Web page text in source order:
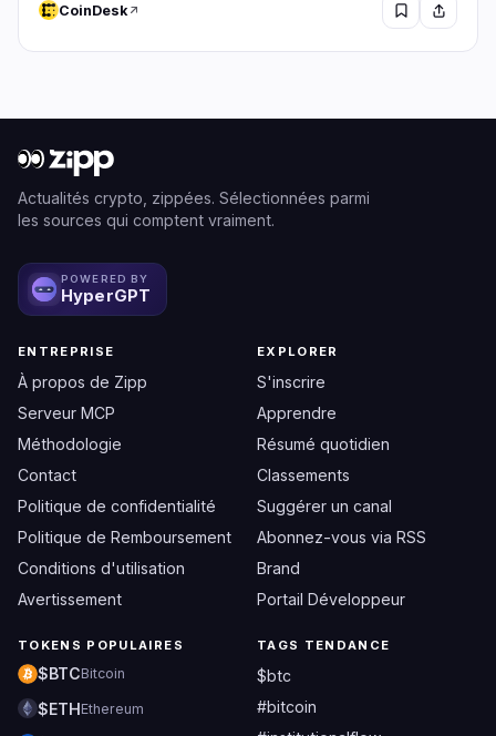
CoinDesk
Actualités crypto, zippées. Sélectionnées parmi
les sources qui comptent vraiment.
POWERED BY
HyperGPT
ENTREPRISE
À propos de Zipp
Serveur MCP
Méthodologie
Contact
Politique de confidentialité
Politique de Remboursement
Conditions d'utilisation
Avertissement
EXPLORER
S'inscrire
Apprendre
Résumé quotidien
Classements
Suggérer un canal
Abonnez-vous via RSS
Brand
Portail Développeur
TOKENS POPULAIRES
$BTCBitcoin
$ETHEthereum
TAGS TENDANCE
$btc
#bitcoin